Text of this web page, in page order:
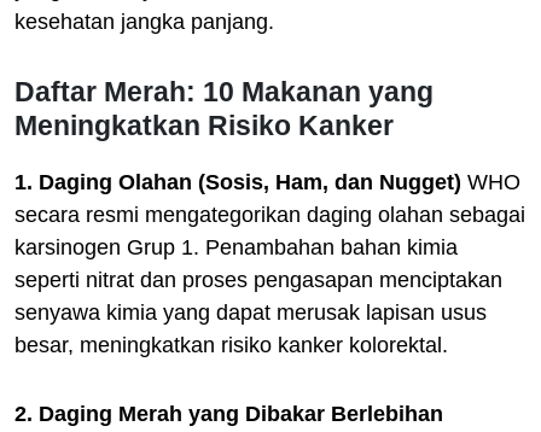
kesehatan jangka panjang.
Daftar Merah: 10 Makanan yang
Meningkatkan Risiko Kanker
1. Daging Olahan (Sosis, Ham, dan Nugget) WHO
secara resmi mengategorikan daging olahan sebagai
karsinogen Grup 1. Penambahan bahan kimia
seperti nitrat dan proses pengasapan menciptakan
senyawa kimia yang dapat merusak lapisan usus
besar, meningkatkan risiko kanker kolorektal.
2. Daging Merah yang Dibakar Berlebihan